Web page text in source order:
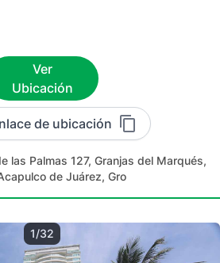
Ver
Ubicación
de ubicación
las Palmas 127, Granjas del Marqués,
de Juárez, Gro
1/32